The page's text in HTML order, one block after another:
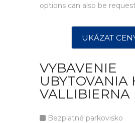
options can also be
UKÁZAT
VYBAVENIE
UBYTOVANIA
VALLIBIERNA
Bezplatné parkovisko